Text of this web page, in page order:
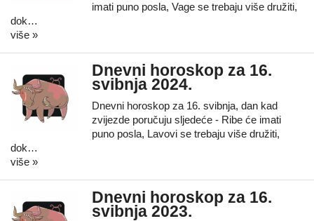
imati puno posla, Vage se trebaju više družiti,
dok…
više »
Dnevni horoskop za 16.
svibnja 2024.
Dnevni horoskop za 16. svibnja, dan kad
zvijezde poručuju sljedeće - Ribe će imati
puno posla, Lavovi se trebaju više družiti,
dok…
više »
Dnevni horoskop za 16.
svibnja 2023.